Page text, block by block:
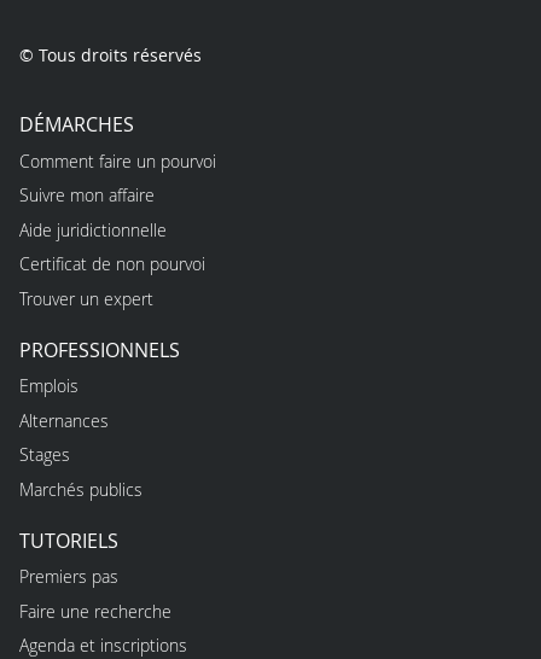
© Tous droits réservés
DÉMARCHES
Comment faire un pourvoi
Suivre mon affaire
Aide juridictionnelle
Certificat de non pourvoi
Trouver un expert
PROFESSIONNELS
Emplois
Alternances
Stages
Marchés publics
TUTORIELS
Premiers pas
Faire une recherche
Agenda et inscriptions